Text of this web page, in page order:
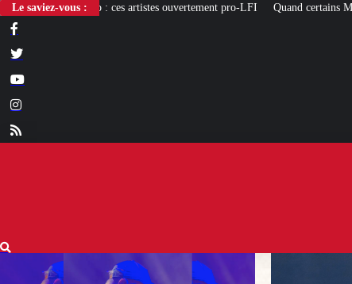
Le saviez-vous :
pro-LFI Quand certains Marocains rêvent d’une «